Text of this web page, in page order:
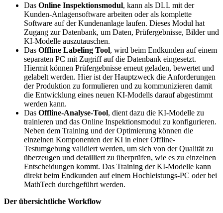
Das Online Inspektionsmodul, kann als DLL mit der
Kunden-Anlagensoftware arbeiten oder als komplette
Software auf der Kundenanlage laufen. Dieses Modul hat
Zugang zur Datenbank, um Daten, Prüfergebnisse, Bilder und
KI-Modelle auszutauschen.
Das Offline Labeling Tool, wird beim Endkunden auf einem
separaten PC mit Zugriff auf die Datenbank eingesetzt.
Hiermit können Prüfergebnisse erneut geladen, bewertet und
gelabelt werden. Hier ist der Hauptzweck die Anforderungen
der Produktion zu formulieren und zu kommunizieren damit
die Entwicklung eines neuen KI-Modells darauf abgestimmt
werden kann.
Das Offline-Analyse-Tool, dient dazu die KI-Modelle zu
trainieren und das Online Inspektionsmodul zu konfigurieren.
Neben dem Training und der Optimierung können die
einzelnen Komponenten der KI in einer Offline-
Testumgebung validiert werden, um sich von der Qualität zu
überzeugen und detailliert zu überprüfen, wie es zu einzelnen
Entscheidungen kommt. Das Training der KI-Modelle kann
direkt beim Endkunden auf einem Hochleistungs-PC oder bei
MathTech durchgeführt werden.
Der übersichtliche Workflow